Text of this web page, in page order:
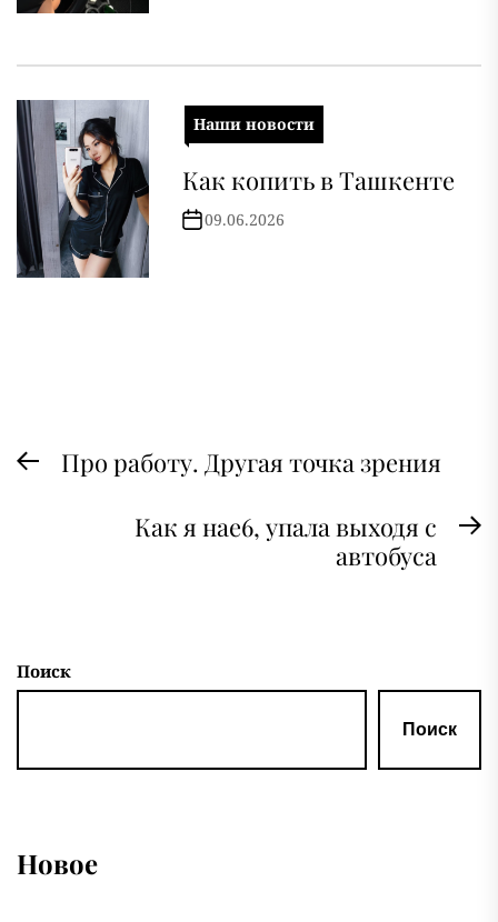
Наши новости
Как копить в Ташкенте
09.06.2026
Навигация
по
записям
Предыдущая
Про работу. Другая точка зрения
Как я нае6, упала выходя с
автобуса
Поиск
Поиск
Новое